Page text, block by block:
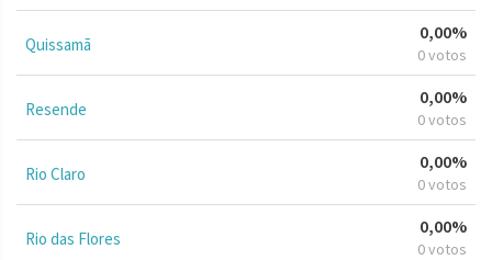
Quissamã
0,00%
0 votos
Resende
0,00%
0 votos
Rio Claro
0,00%
0 votos
Rio das Flores
0,00%
0 votos